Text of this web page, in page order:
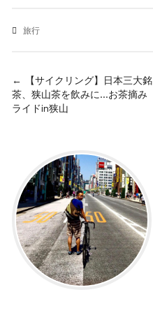
旅行
投
稿
ゲ
ー
シ
ョ
ン
← 【サイクリング】日本三大銘
茶、狭山茶を飲みに…お茶摘み
ライドin狭山